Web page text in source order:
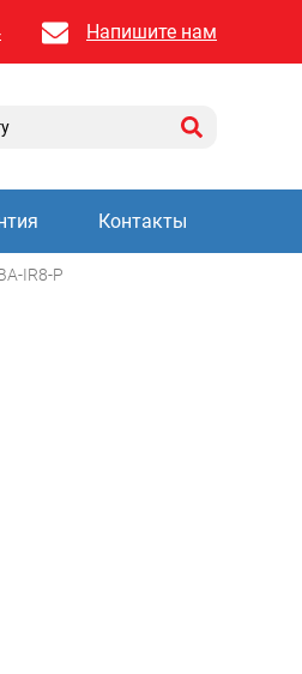
Напишите нам
Контакты
IR8-P